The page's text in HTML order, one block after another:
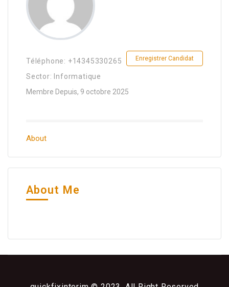
Enregistrer Candidat
Téléphone: +14345330265
Sector: Informatique
Membre Depuis, 9 octobre 2025
About
About Me